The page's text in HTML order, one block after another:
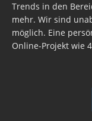
Trends in den
mehr. Wir sind
möglich. Eine
Online-Projekt wie